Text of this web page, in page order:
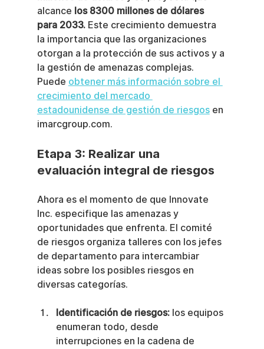
alcance los 8300 millones de dólares
para 2033. Este crecimiento demuestra
la importancia que las organizaciones
otorgan a la protección de sus activos y a
la gestión de amenazas complejas.
Puede obtener más información sobre el
crecimiento del mercado
estadounidense de gestión de riesgos en
imarcgroup.com.
Etapa 3: Realizar una
evaluación integral de riesgos
Ahora es el momento de que Innovate
Inc. especifique las amenazas y
oportunidades que enfrenta. El comité
de riesgos organiza talleres con los jefes
de departamento para intercambiar
ideas sobre los posibles riesgos en
diversas categorías.
Identificación de riesgos: los equipos
enumeran todo, desde
interrupciones en la cadena de